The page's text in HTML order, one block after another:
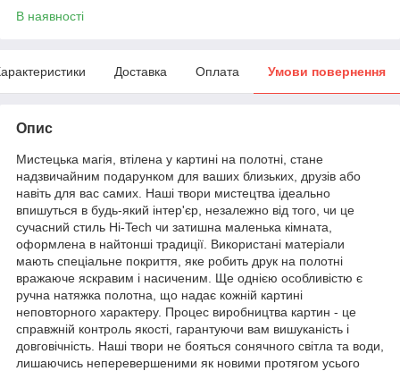
В наявності
Доставка Оплата Умови повернення
Опис
Мистецька магія, втілена у картині на полотні, стане
надзвичайним подарунком для ваших близьких, друзів або
навіть для вас самих. Наші твори мистецтва ідеально
впишуться в будь-який інтер'єр, незалежно від того, чи це
сучасний стиль Hi-Tech чи затишна маленька кімната,
оформлена в найтонші традиції. Використані матеріали
мають спеціальне покриття, яке робить друк на полотні
вражаюче яскравим і насиченим. Ще однією особливістю є
ручна натяжка полотна, що надає кожній картині
неповторного характеру. Процес виробництва картин - це
справжній контроль якості, гарантуючи вам вишуканість і
довговічність. Наші твори не бояться сонячного світла та води,
лишаючись неперевершеними як новими протягом усього